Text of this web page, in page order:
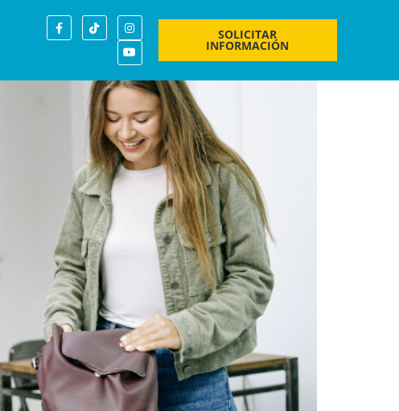
SOLICITAR
INFORMACIÓN
de crecimiento